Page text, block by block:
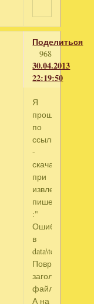
Поделиться
968
30.04.2013
22:19:50
Я
прошла
по
ссылке
-
скачала.Но
при
извлечении
пишет
:"
ОшибкаCRC
в
Поврежден
заголовок
файла???"
А на